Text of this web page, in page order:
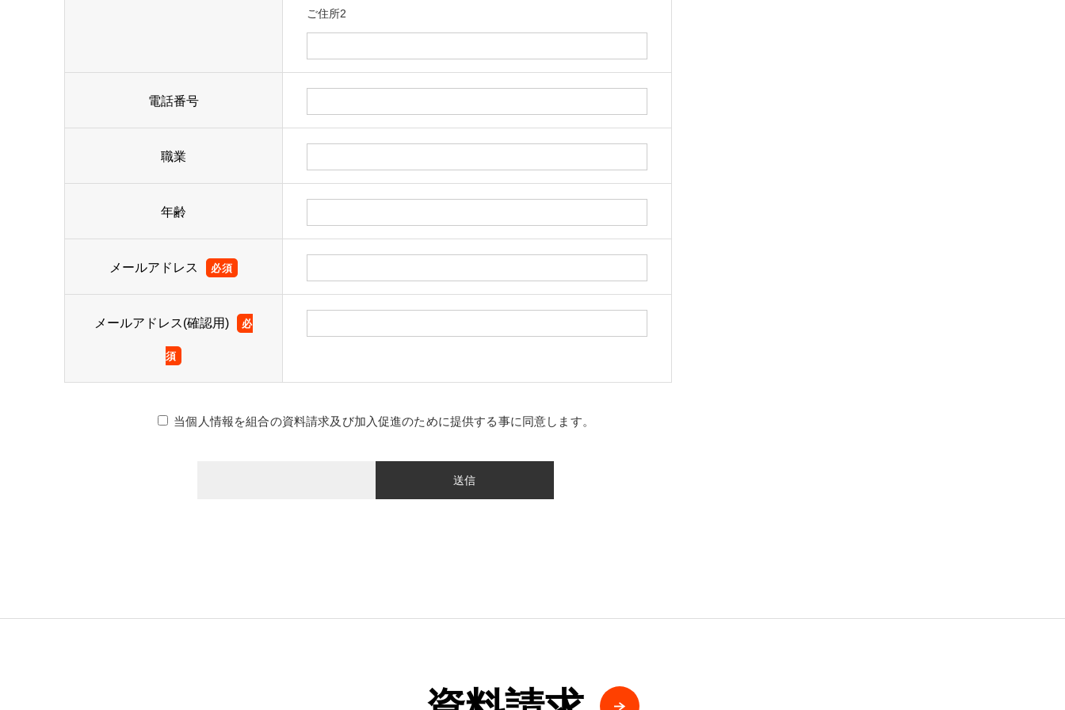
ご住所2
電話番号
職業
年齢
メールアドレス 必須
メールアドレス(確認用) 必
須
当個人情報を組合の資料請求及び加入促進のために提供する事に同意します。